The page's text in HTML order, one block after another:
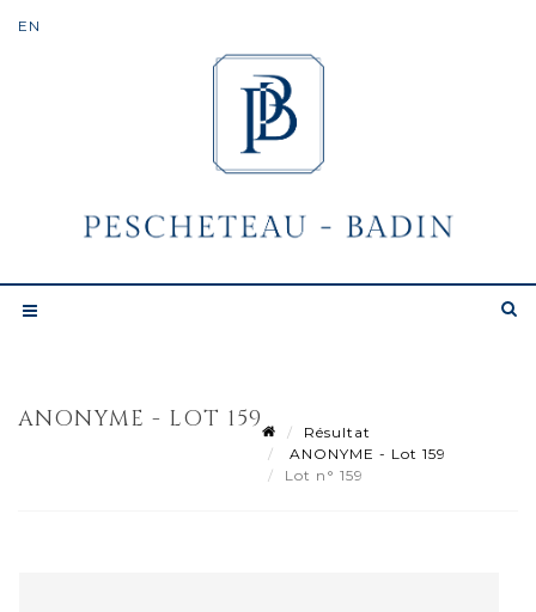
ANONYME - LOT 159
Résultat
ANONYME - Lot 159
Lot n° 159